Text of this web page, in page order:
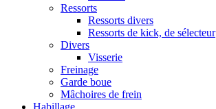
Ressorts
Ressorts divers
Ressorts de kick, de sélecteur
Divers
Visserie
Freinage
Garde boue
Mâchoires de frein
Habillage